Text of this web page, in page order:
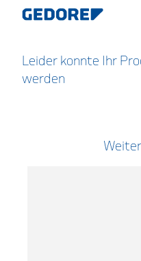
Leider konnte Ihr
werden